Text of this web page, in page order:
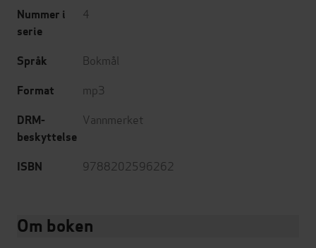
Nummer i
serie
4
Språk Bokmål
Format mp3
DRM-
beskyttelse
Vannmerket
ISBN 9788202596262
Om boken